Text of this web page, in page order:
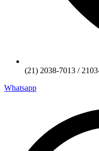
(21) 2038-7013 /
Whatsapp